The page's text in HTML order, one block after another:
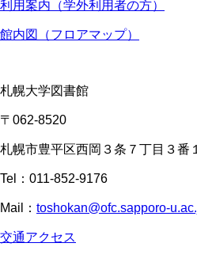
利用案内（学外利用者の方）
館内図（フロアマップ）
札幌大学図書館
〒062-8520
札幌市豊平区西岡３条７丁目３番
Tel：011-852-9176
Mail： toshokan@ofc.sapporo-
交通アクセス